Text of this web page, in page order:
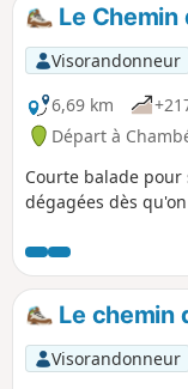
Le Chemin
Visorandonneur
6,69 km
Départ à
Courte balade pour
dégagées dès
Le chemin
Visorandonneur